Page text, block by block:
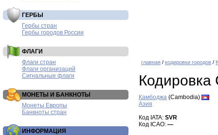
ГЕРБЫ
Гербы стран
Гербы городов России
ФЛАГИ
Флаги стран
Флаги организаций
Сигнальные флаги
МОНЕТЫ И БАНКНОТЫ
Монеты Европы
Банкноты стран
ИНФОРМАЦИЯ
главная / кодировки городов /
Кодировка
Камбоджа (Cambodia)
Азия
Код IATA: SVR
Код ICAO: —